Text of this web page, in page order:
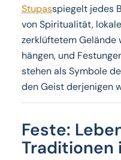
Stupasspiegelt jedes
von Spiritualität,
zerklüftetem Gelände
hängen, und
stehen als Symbole
den Geist derjenigen
Feste:
Traditionen